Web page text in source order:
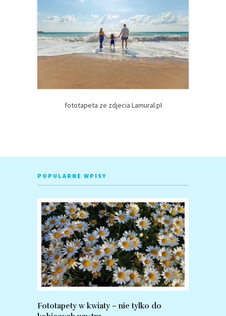
fototapeta ze zdjecia Lamural.pl
POPULARNE WPISY
Fototapety w kwiaty – nie tylko do